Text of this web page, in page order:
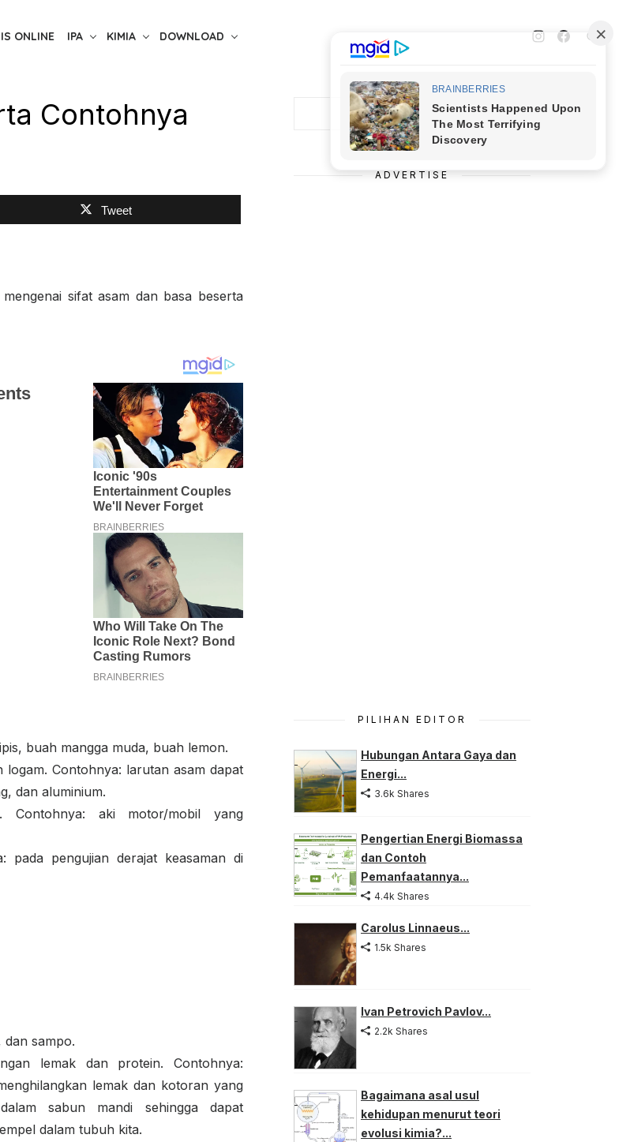
ONLINE IPA KIMIA DOWNLOAD
Contohnya
Tweet
sifat asam dan basa beserta
buah mangga muda, buah lemon.
Contohnya: larutan asam dapat
dan aluminium.
Contohnya: aki motor/mobil yang
pada pengujian derajat keasaman di
dan sampo.
lemak dan protein. Contohnya:
lemak dan kotoran yang
sabun mandi sehingga dapat
dalam tubuh kita.
Cari
ADVERTISE
PILIHAN EDITOR
Hubungan Antara Gaya dan
Energi...
3.6k Shares
Pengertian Energi Biomassa
dan Contoh
Pemanfaatannya...
4.4k Shares
Carolus Linnaeus...
1.5k Shares
Ivan Petrovich Pavlov...
2.2k Shares
Bagaimana asal usul
kehidupan menurut teori
evolusi kimia?...